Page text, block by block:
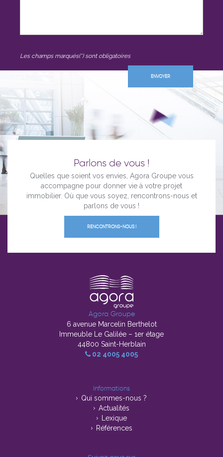
Les champs marqués(*) sont obligatoires
Parlons de vous !
Quelles que soient vos envies, Agora Groupe vous
accompagne pour donner vie à votre projet
immobilier. Où que vous soyez, rencontrons-nous et
parlons de vous !
RENCONTRONS-NOUS !
Agora Groupe
6 avenue Marcelin Berthelot
Immeuble Le Galilée – 1er étage
44800 Saint-Herblain
02 4005 4005
Informations
Qui sommes-nous ?
Actualités
Lexique
Références